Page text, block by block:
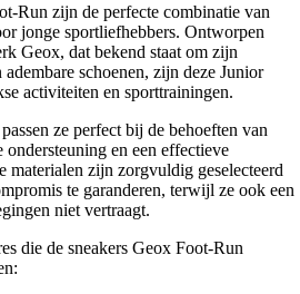
Run zijn de perfecte combinatie van
jonge sportliefhebbers. Ontworpen
Geox, dat bekend staat om zijn
schoenen, zijn deze Junior
activiteiten en sporttrainingen.
ze perfect bij de behoeften van
en een effectieve
materialen zijn zorgvuldig geselecteerd
te garanderen, terwijl ze ook een
niet vertraagt.
die de sneakers Geox Foot-Run